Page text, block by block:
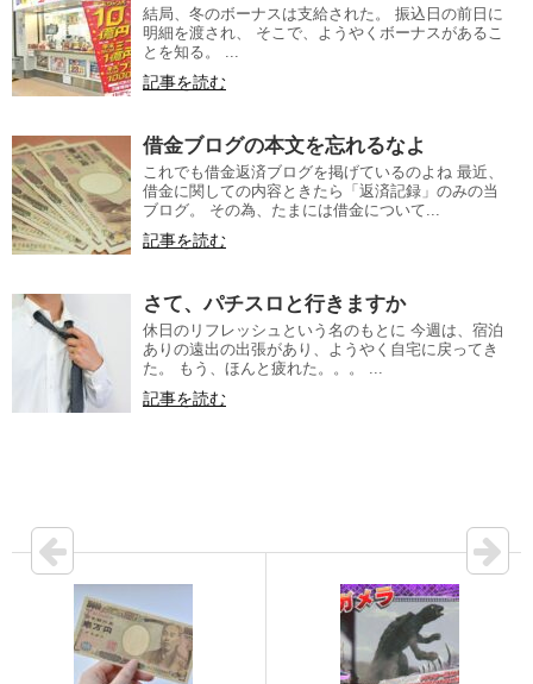
結局、冬のボーナスは支給された。 振込日の前日に
明細を渡され、 そこで、ようやくボーナスがあるこ
とを知る。 ...
記事を読む
借金ブログの本文を忘れるなよ
これでも借金返済ブログを掲げているのよね 最近、
借金に関しての内容ときたら「返済記録」のみの当
ブログ。 その為、たまには借金について...
記事を読む
さて、パチスロと行きますか
休日のリフレッシュという名のもとに 今週は、宿泊
ありの遠出の出張があり、ようやく自宅に戻ってき
た。 もう、ほんと疲れた。。。 ...
記事を読む